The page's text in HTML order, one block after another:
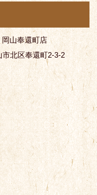
山奉還町店
市北区奉還町2-3-2